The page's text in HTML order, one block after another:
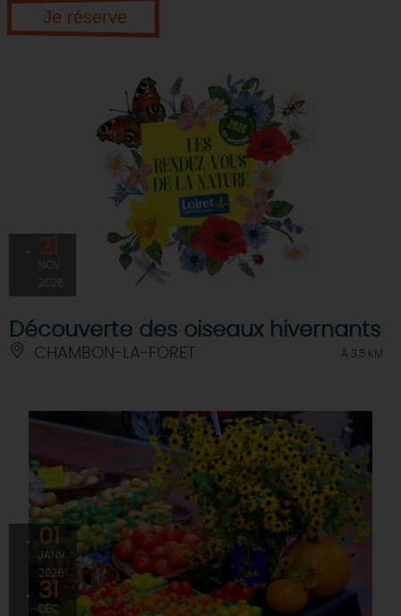
Je réserve
21
NOV
2026
Découverte des oiseaux hivernants
CHAMBON-LA-FORET À 3.5 KM
01
JANV
2026
31
DÉC